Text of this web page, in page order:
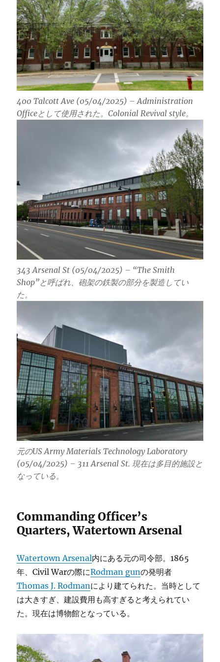
400 Talcott Ave (05/04/2025) – Administration
Officeとして使用された。Colonial Revival style。
343 Arsenal St (05/04/2025) – “The Smith
Shop”と呼ばれ、砲架の鉄製の部分を製造してい
た。
元のUS Army Materials Technology Laboratory
(05/04/2025) – 311 Arsenal St. 現在は多目的施設と
なっている。
Commanding Officer’s
Quarters, Watertown Arsenal
Watertown Arsenal内にある元の司令部。1865
年、Civil Warの際にRodman gunの発明者
Thomas J. Rodmanにより建てられた。当時として
は大きすぎ、建設費用も高すぎると考えられてい
た。現在は博物館となっている。